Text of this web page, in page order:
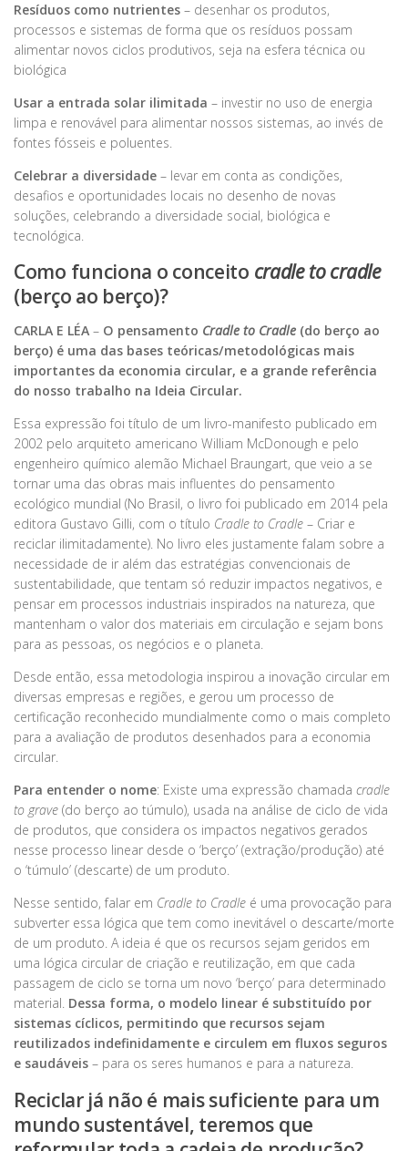
Resíduos como nutrientes – desenhar os produtos,
processos e sistemas de forma que os resíduos possam
alimentar novos ciclos produtivos, seja na esfera técnica ou
biológica
Usar a entrada solar ilimitada – investir no uso de energia
limpa e renovável para alimentar nossos sistemas, ao invés de
fontes fósseis e poluentes.
Celebrar a diversidade – levar em conta as condições,
desafios e oportunidades locais no desenho de novas
soluções, celebrando a diversidade social, biológica e
tecnológica.
Como funciona o conceito cradle to cradle
(berço ao berço)?
CARLA E LÉA – O pensamento Cradle to Cradle (do berço ao
berço) é uma das bases teóricas/metodológicas mais
importantes da economia circular, e a grande referência
do nosso trabalho na Ideia Circular.
Essa expressão foi título de um livro-manifesto publicado em
2002 pelo arquiteto americano William McDonough e pelo
engenheiro químico alemão Michael Braungart, que veio a se
tornar uma das obras mais influentes do pensamento
ecológico mundial (No Brasil, o livro foi publicado em 2014 pela
editora Gustavo Gilli, com o título Cradle to Cradle – Criar e
reciclar ilimitadamente). No livro eles justamente falam sobre a
necessidade de ir além das estratégias convencionais de
sustentabilidade, que tentam só reduzir impactos negativos, e
pensar em processos industriais inspirados na natureza, que
mantenham o valor dos materiais em circulação e sejam bons
para as pessoas, os negócios e o planeta.
Desde então, essa metodologia inspirou a inovação circular em
diversas empresas e regiões, e gerou um processo de
certificação reconhecido mundialmente como o mais completo
para a avaliação de produtos desenhados para a economia
circular.
Para entender o nome: Existe uma expressão chamada cradle
to grave (do berço ao túmulo), usada na análise de ciclo de vida
de produtos, que considera os impactos negativos gerados
nesse processo linear desde o ‘berço’ (extração/produção) até
o ‘túmulo’ (descarte) de um produto.
Nesse sentido, falar em Cradle to Cradle é uma provocação para
subverter essa lógica que tem como inevitável o descarte/morte
de um produto. A ideia é que os recursos sejam geridos em
uma lógica circular de criação e reutilização, em que cada
passagem de ciclo se torna um novo ‘berço’ para determinado
material. Dessa forma, o modelo linear é substituído por
sistemas cíclicos, permitindo que recursos sejam
reutilizados indefinidamente e circulem em fluxos seguros
e saudáveis – para os seres humanos e para a natureza.
Reciclar já não é mais suficiente para um
mundo sustentável, teremos que